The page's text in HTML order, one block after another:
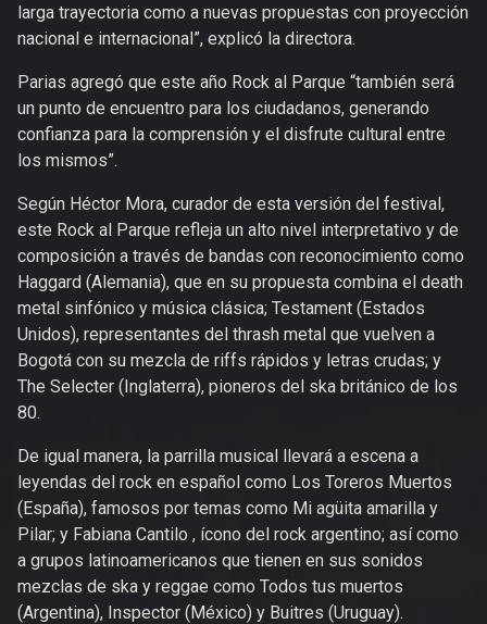
larga trayectoria como a nuevas propuestas con proyección
nacional e internacional”, explicó la directora.
Parias agregó que este año Rock al Parque “también será
un punto de encuentro para los ciudadanos, generando
confianza para la comprensión y el disfrute cultural entre
los mismos”.
Según Héctor Mora, curador de esta versión del festival,
este Rock al Parque refleja un alto nivel interpretativo y de
composición a través de bandas con reconocimiento como
Haggard (Alemania), que en su propuesta combina el death
metal sinfónico y música clásica; Testament (Estados
Unidos), representantes del thrash metal que vuelven a
Bogotá con su mezcla de riffs rápidos y letras crudas; y
The Selecter (Inglaterra), pioneros del ska británico de los
80.
De igual manera, la parrilla musical llevará a escena a
leyendas del rock en español como Los Toreros Muertos
(España), famosos por temas como Mi agüita amarilla y
Pilar; y Fabiana Cantilo , ícono del rock argentino; así como
a grupos latinoamericanos que tienen en sus sonidos
mezclas de ska y reggae como Todos tus muertos
(Argentina), Inspector (México) y Buitres (Uruguay).